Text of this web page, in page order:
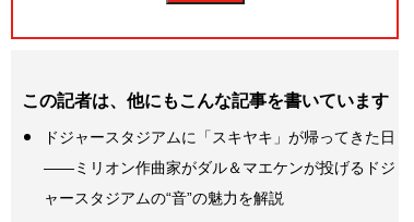
この記者は、他にもこんな記事を書いています
ドジャースタジアムに「スキヤキ」が帰ってきた日
――ミリオン作曲家がダル＆マエケンが投げるドジ
ャースタジアムの“音”の魅力を解説